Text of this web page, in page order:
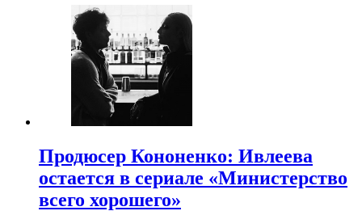
Продюсер Кононенко: Ивлеева
остается в сериале «Министерство
всего хорошего»